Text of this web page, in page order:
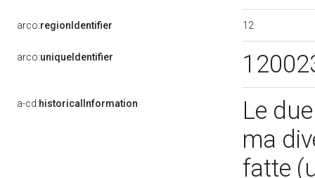
arco:regionIdentifier 12
arco:uniqueIdentifier
a-cd:historicalInformation
Le
ma
fatte